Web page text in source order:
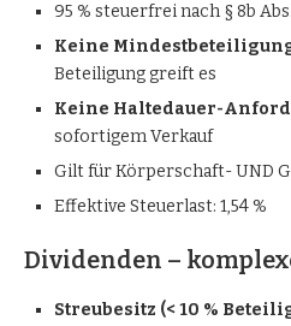
95 % steuerfrei nach § 8b
Keine
Beteiligung greift es
Keine Haltedauer-
sofortigem Verkauf
Gilt für Körperschaft- UND
Effektive Steuerlast: 1,54 %
Dividenden –
Streubesitz (< 10 %